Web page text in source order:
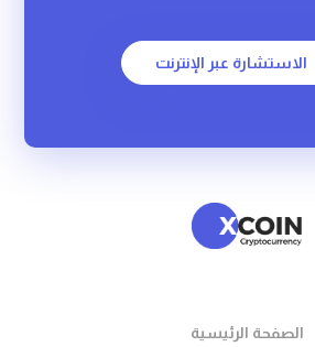
الاستشارة عبر الإنترنت
الصفحة الرئيسية